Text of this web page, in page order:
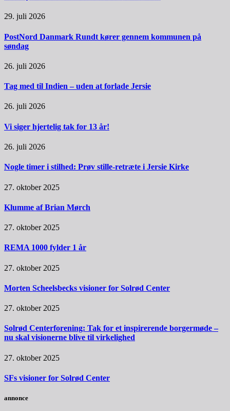
29. juli 2026
PostNord Danmark Rundt kører gennem kommunen på
søndag
26. juli 2026
Tag med til Indien – uden at forlade Jersie
26. juli 2026
Vi siger hjertelig tak for 13 år!
26. juli 2026
Nogle timer i stilhed: Prøv stille-retræte i Jersie Kirke
27. oktober 2025
Klumme af Brian Mørch
27. oktober 2025
REMA 1000 fylder 1 år
27. oktober 2025
Morten Scheelsbecks visioner for Solrød Center
27. oktober 2025
Solrød Centerforening: Tak for et inspirerende borgermøde –
nu skal visionerne blive til virkelighed
27. oktober 2025
SFs visioner for Solrød Center
annonce